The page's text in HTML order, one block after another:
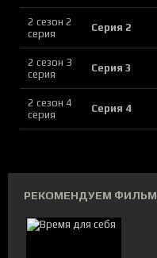
2 сезон 2
серия
Серия 2
2 сезон 3
серия
Серия 3
2 сезон 4
серия
Серия 4
РЕКОМЕНДУЕМ